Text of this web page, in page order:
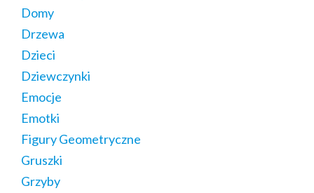
Domy
Drzewa
Dzieci
Dziewczynki
Emocje
Emotki
Figury Geometryczne
Gruszki
Grzyby